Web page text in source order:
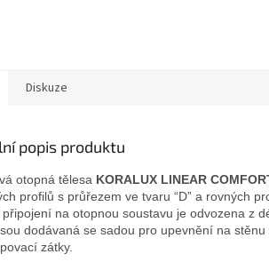
Diskuze
popis produktu
otopná tělesa KORALUX LINEAR
profilů s průřezem ve tvaru “D” a rovných
připojení na otopnou soustavu je odvozena z
dodávaná se sadou pro upevnění na
zátky.